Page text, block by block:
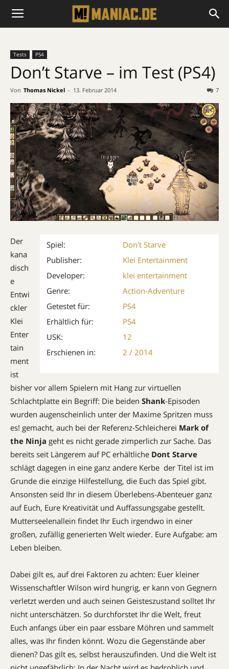
Tests PS4
Don’t Starve – im Test (PS4)
Von Thomas Nickel - 13. Februar 2014 7
Spiel:
Don't Starve
Publisher:
Klei Entertainment
Developer:
klei entertainment
Genre:
Action-Adventure
Getestet für:
PS4
Erhältlich für:
PS4
USK:
12
Erschienen in:
2 / 2014
Der
kana
disch
e
Entwi
ckler
Klei
Enter
tain
ment
ist
bisher vor allem Spielern mit Hang zur virtuellen
Schlachtplatte ein Begriff: Die beiden Shank-Episoden
wurden augenscheinlich unter der Maxime Spritzen muss
es! gemacht, auch bei der Referenz-Schleicherei Mark of
the Ninja geht es nicht gerade zimperlich zur Sache. Das
bereits seit Längerem auf PC erhältliche Dont Starve
schlägt dagegen in eine ganz andere Kerbe  der Titel ist im
Grunde die einzige Hilfestellung, die Euch das Spiel gibt.
Ansonsten seid Ihr in diesem Überlebens-Abenteuer ganz
auf Euch, Eure Kreativität und Auffassungsgabe gestellt.
Mutterseelenallein findet Ihr Euch irgendwo in einer
großen, zufällig generierten Welt wieder. Eure Aufgabe: am
Leben bleiben.
Dabei gilt es, auf drei Faktoren zu achten: Euer kleiner
Wissenschaftler Wilson wird hungrig, er kann von Gegnern
verletzt werden und auch seinen Geisteszustand solltet Ihr
nicht unterschätzen. So durchforstet Ihr die Welt, freut
Euch anfangs über ein paar essbare Möhren und sammelt
alles, was Ihr finden könnt. Wozu die Gegenstände aber
dienen? Das gilt es, selbst herauszufinden. Und die Welt ist